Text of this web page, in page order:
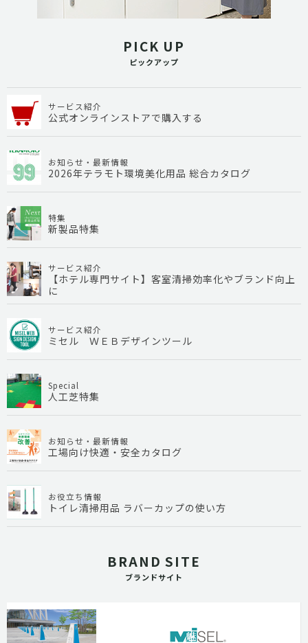
PICK UP
ピックアップ
サービス紹介
公式オンラインストアで購入する
お知らせ・最新情報
2026年テラモト環境美化用品 総合カタログ
特集
新製品特集
サービス紹介
【ホテル専門サイト】客室清掃効率化やブランド向上
に
サービス紹介
ミセル ＷＥＢデザインツール
Special
人工芝特集
お知らせ・最新情報
工場向け快適・安全カタログ
お役立ち情報
トイレ清掃用品 ラバーカップの使い方
BRAND SITE
ブランドサイト